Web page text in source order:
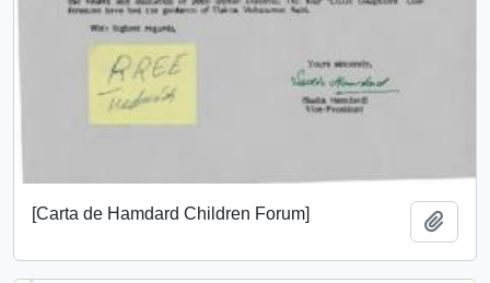
[Carta de Hamdard Children Forum]